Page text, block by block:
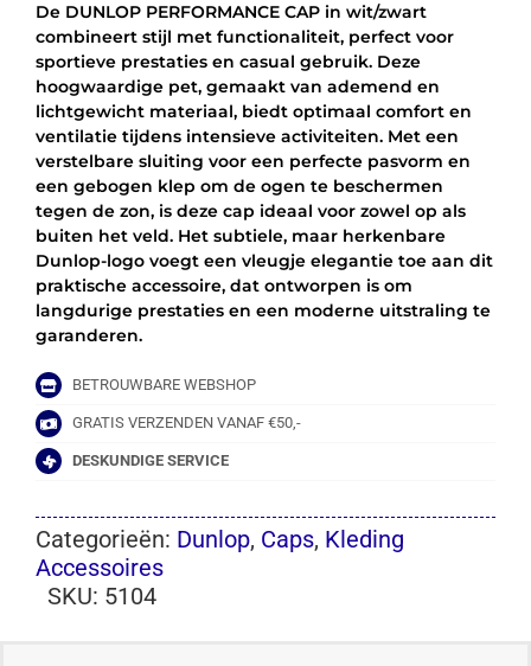
WIT/ZWART
De DUNLOP PERFORMANCE CAP in wit/zwart
combineert stijl met functionaliteit, perfect voor
sportieve prestaties en casual gebruik. Deze
hoogwaardige pet, gemaakt van ademend en
lichtgewicht materiaal, biedt optimaal comfort en
ventilatie tijdens intensieve activiteiten. Met een
verstelbare sluiting voor een perfecte pasvorm en
een gebogen klep om de ogen te beschermen
tegen de zon, is deze cap ideaal voor zowel op als
buiten het veld. Het subtiele, maar herkenbare
Dunlop-logo voegt een vleugje elegantie toe aan dit
praktische accessoire, dat ontworpen is om
langdurige prestaties en een moderne uitstraling te
garanderen.
BETROUWBARE WEBSHOP
GRATIS VERZENDEN VANAF €50,-
DESKUNDIGE SERVICE
Categorieën: Dunlop, Caps, Kleding
Accessoires
SKU: 5104